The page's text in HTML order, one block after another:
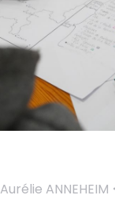
Aurélie ANNEHEIM